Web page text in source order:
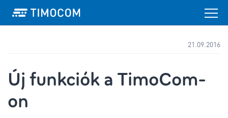
21.09.2016
Új funkciók a TimoCom-
on